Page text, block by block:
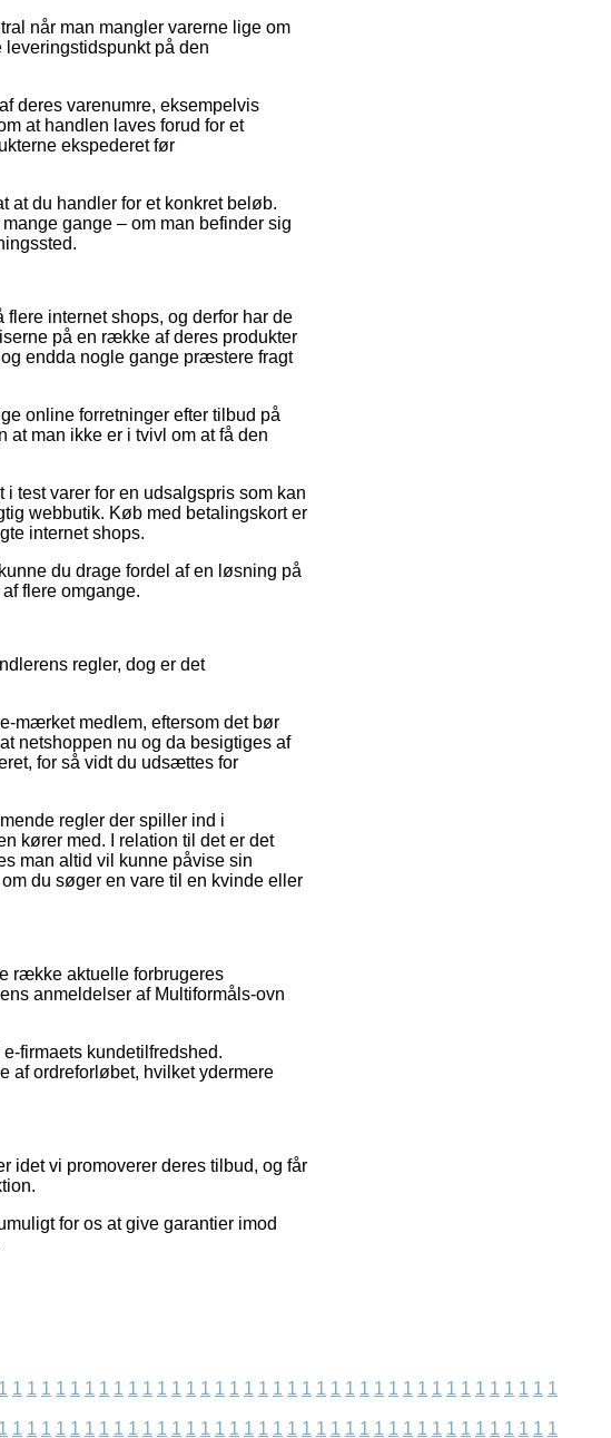
når man mangler varerne lige om
leveringstidspunkt på den
deres varenumre, eksempelvis
at handlen laves forud for et
ekspederet før
at du handler for et konkret beløb.
gange – om man befinder sig
internet shops, og derfor har de
på en række af deres produkter
endda nogle gange præstere fragt
online forretninger efter tilbud på
at man ikke er i tvivl om at få den
test varer for en udsalgspris som kan
webbutik. Køb med betalingskort er
internet shops.
du drage fordel af en løsning på
flere omgange.
regler, dog er det
mærket medlem, eftersom det bør
netshoppen nu og da besigtiges af
for så vidt du udsættes for
regler der spiller ind i
kører med. I relation til det er det
man altid vil kunne påvise sin
du søger en vare til en kvinde eller
række aktuelle forbrugeres
anmeldelser af Multiformåls-ovn
firmaets kundetilfredshed.
af ordreforløbet, hvilket ydermere
idet vi promoverer deres tilbud, og får
for os at give garantier imod
1 1 1 1 1 1 1 1 1 1 1 1 1 1 1 1 1 1 1 1 1 1 1 1 1 1 1 1 1 1 1 1 1 1 1 1 1 1 1
1 1 1 1 1 1 1 1 1 1 1 1 1 1 1 1 1 1 1 1 1 1 1 1 1 1 1 1 1 1 1 1 1 1 1 1 1 1 1